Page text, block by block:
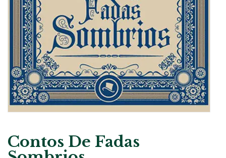
Contos De Fadas